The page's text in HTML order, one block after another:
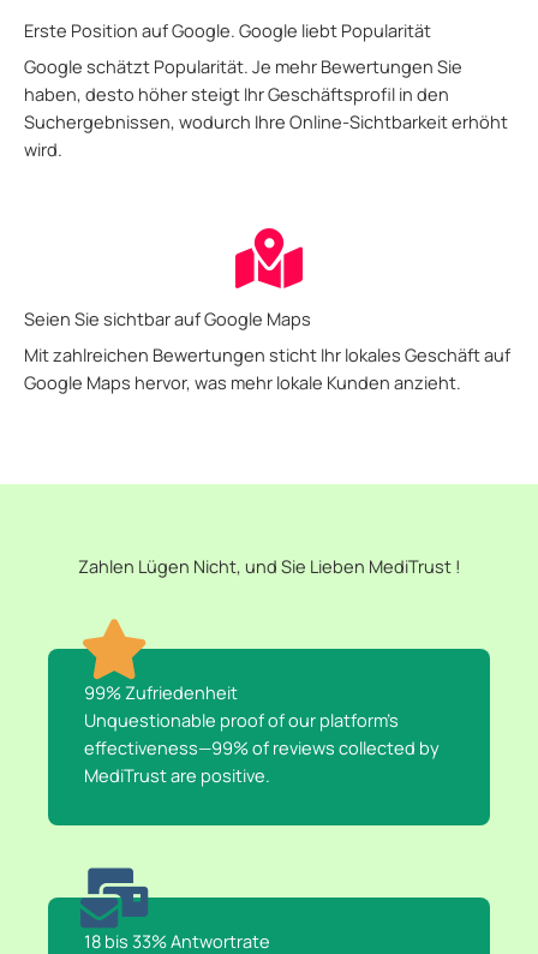
Erste Position auf Google. Google liebt Popularität
Google schätzt Popularität. Je mehr Bewertungen Sie
haben, desto höher steigt Ihr Geschäftsprofil in den
Suchergebnissen, wodurch Ihre Online-Sichtbarkeit erhöht
wird.
Seien Sie sichtbar auf Google Maps
Mit zahlreichen Bewertungen sticht Ihr lokales Geschäft auf
Google Maps hervor, was mehr lokale Kunden anzieht.
Zahlen Lügen Nicht, und Sie Lieben MediTrust !​​
99% Zufriedenheit​​
Unquestionable proof of our platform's
effectiveness—99% of reviews collected by
MediTrust are positive.
18 bis 33% Antwortrate